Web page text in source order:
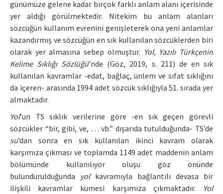
günümüze gelene kadar birçok farklı anlam alanı içerisinde
yer aldığı görülmektedir. Nitekim bu anlam alanları
sözcüğün kullanım evrenini genişleterek ona yeni anlamlar
kazandırmış ve sözcüğün en sık kullanılan sözcüklerden biri
olarak yer almasına sebep olmuştur. Yol, Yazılı Türkçenin
Kelime Sıklığı Sözlüğü’nde (Göz, 2019, s. 211) de en sık
kullanılan kavramlar -edat, bağlaç, ünlem ve sıfat sıklığını
da içeren- arasında 1994 adet sözcük sıklığıyla 51. sırada yer
almaktadır.
Yol’un TS sıklık verilerine göre -en sık geçen görevli
sözcükler “bir, gibi, ve, … vb.” dışarıda tutulduğunda- TS’de
su’dan sonra en sık kullanılan ikinci kavram olarak
karşımıza çıkması ve toplamda 1149 adet maddenin anlam
bölümünde kullanılıyor oluşu göz önünde
bulundurulduğunda yolkavramıyla bağlantılı devasa bir
ilişkili kavramlar kümesi karşımıza çıkmaktadır. Yol